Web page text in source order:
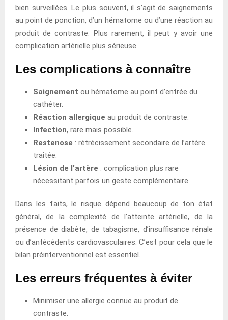
bien surveillées. Le plus souvent, il s’agit de saignements
au point de ponction, d’un hématome ou d’une réaction au
produit de contraste. Plus rarement, il peut y avoir une
complication artérielle plus sérieuse.
Les complications à connaître
Saignement ou hématome au point d’entrée du
cathéter.
Réaction allergique au produit de contraste.
Infection, rare mais possible.
Restenose : rétrécissement secondaire de l’artère
traitée.
Lésion de l’artère : complication plus rare
nécessitant parfois un geste complémentaire.
Dans les faits, le risque dépend beaucoup de ton état
général, de la complexité de l’atteinte artérielle, de la
présence de diabète, de tabagisme, d’insuffisance rénale
ou d’antécédents cardiovasculaires. C’est pour cela que le
bilan préinterventionnel est essentiel.
Les erreurs fréquentes à éviter
Minimiser une allergie connue au produit de
contraste.